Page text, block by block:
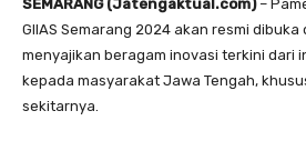
SEMARANG (Jatengaktual.com) –
GIIAS Semarang 2024 akan resmi dibuka
menyajikan beragam inovasi terkini dari
kepada masyarakat Jawa Tengah,
sekitarnya.